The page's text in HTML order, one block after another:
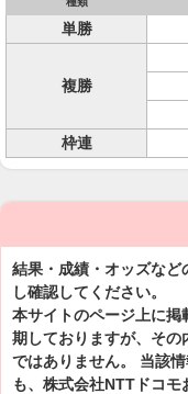
単勝
複勝
枠連
結果・成績・オッズな
し確認してください。
本サイトのページ上に
期しておりますが、そ
ではありません。 当該
も、株式会社NTTドコ